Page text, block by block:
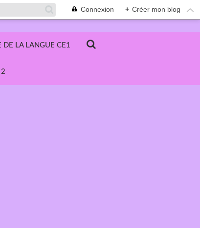
Connexion + Créer mon blog
DE LA LANGUE CE1